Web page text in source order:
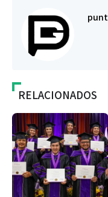
RELACIONADOS